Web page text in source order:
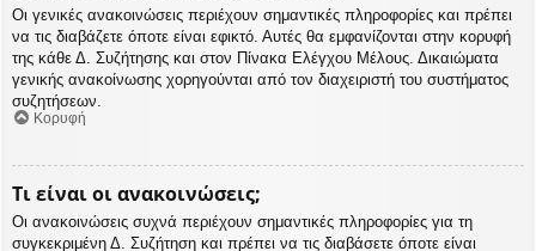
Οι γενικές ανακοινώσεις περιέχουν σημαντικές πληροφορίες και πρέπει
να τις διαβάζετε όποτε είναι εφικτό. Αυτές θα εμφανίζονται στην κορυφή
της κάθε Δ. Συζήτησης και στον Πίνακα Ελέγχου Μέλους. Δικαιώματα
γενικής ανακοίνωσης χορηγούνται από τον διαχειριστή του συστήματος
συζητήσεων.
Κορυφή
Τι είναι οι ανακοινώσεις;
Οι ανακοινώσεις συχνά περιέχουν σημαντικές πληροφορίες για τη
συγκεκριμένη Δ. Συζήτηση και πρέπει να τις διαβάσετε όποτε είναι